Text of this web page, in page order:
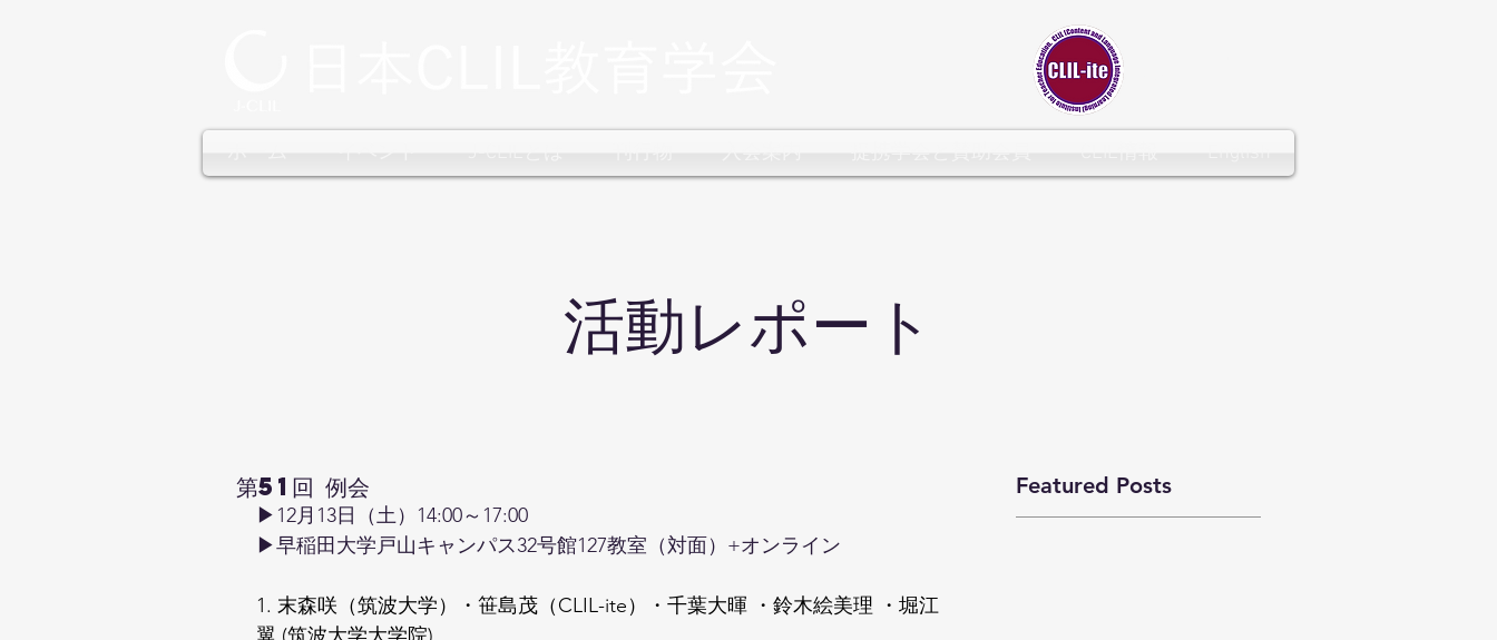
​活動レポート
第51回 例会
▶︎12月13日（土）14:00～17:00
▶︎早稲田大学戸山キャンパス32号館127教室（対面）+オンライン
1. 末森咲（筑波大学）・笹島茂（CLIL-ite）・千葉大暉 ・鈴木絵美理 ・堀江
Featured Posts